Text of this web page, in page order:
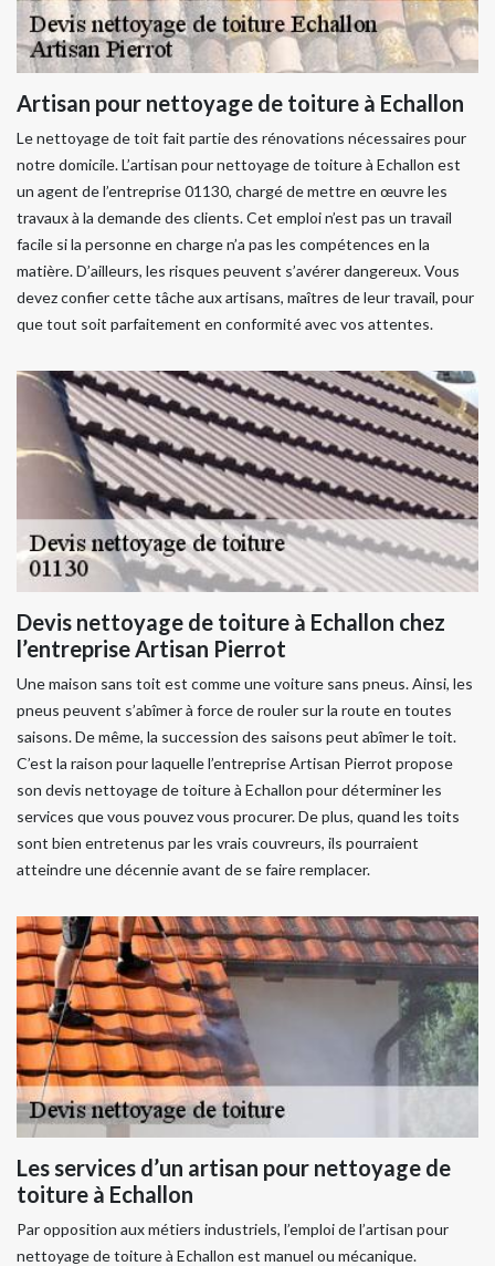
Artisan pour nettoyage de toiture à Echallon
Le nettoyage de toit fait partie des rénovations nécessaires pour
notre domicile. L’artisan pour nettoyage de toiture à Echallon est
un agent de l’entreprise 01130, chargé de mettre en œuvre les
travaux à la demande des clients. Cet emploi n’est pas un travail
facile si la personne en charge n’a pas les compétences en la
matière. D’ailleurs, les risques peuvent s’avérer dangereux. Vous
devez confier cette tâche aux artisans, maîtres de leur travail, pour
que tout soit parfaitement en conformité avec vos attentes.
Devis nettoyage de toiture à Echallon chez
l’entreprise Artisan Pierrot
Une maison sans toit est comme une voiture sans pneus. Ainsi, les
pneus peuvent s’abîmer à force de rouler sur la route en toutes
saisons. De même, la succession des saisons peut abîmer le toit.
C’est la raison pour laquelle l’entreprise Artisan Pierrot propose
son devis nettoyage de toiture à Echallon pour déterminer les
services que vous pouvez vous procurer. De plus, quand les toits
sont bien entretenus par les vrais couvreurs, ils pourraient
atteindre une décennie avant de se faire remplacer.
Les services d’un artisan pour nettoyage de
toiture à Echallon
Par opposition aux métiers industriels, l’emploi de l’artisan pour
nettoyage de toiture à Echallon est manuel ou mécanique.